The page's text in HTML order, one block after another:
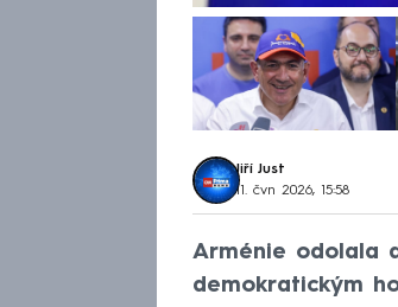
Jiří Just
11. čvn 2026, 15:58
Arménie odolala
demokratickým